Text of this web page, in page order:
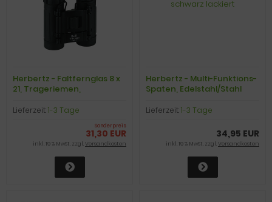
Herbertz - Faltfernglas 8 x
21, Trageriemen,
Lieferzeit:1-3 Tage
Sonderpreis
31,30 EUR
inkl. 19 % MwSt. zzgl.Versandkosten
Herbertz - Multi-Funktions-
Spaten, Edelstahl/Stahl
Lieferzeit:1-3 Tage
34,95 EUR
inkl. 19 % MwSt. zzgl.Versandkosten